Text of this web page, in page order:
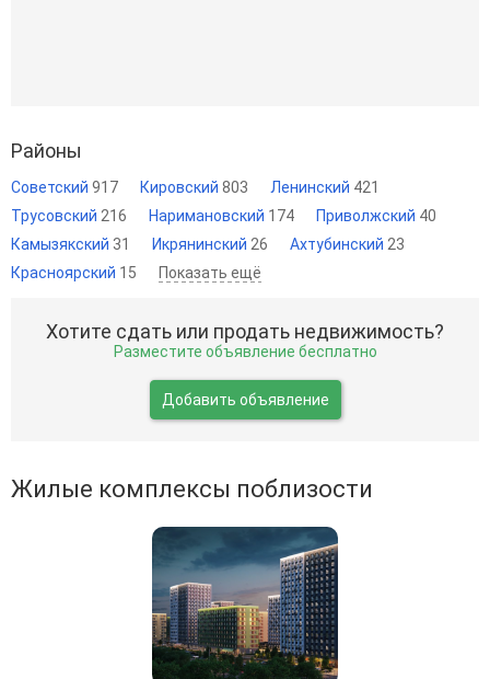
Районы
Советский 917 Кировский 803 Ленинский 421
Трусовский 216 Наримановский 174 Приволжский 40
Камызякский 31 Икрянинский 26 Ахтубинский 23
Красноярский 15 Показать ещё
Хотите сдать или продать недвижимость?
Разместите объявление бесплатно
Добавить объявление
Жилые комплексы поблизости